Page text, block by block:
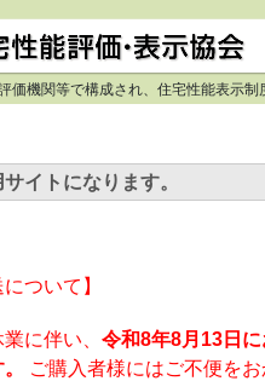
価機関等で構成され、住宅性能表示
イトになります。
ついて】
に伴い、 令和8年8月13日
ご購入者様にはご不便を